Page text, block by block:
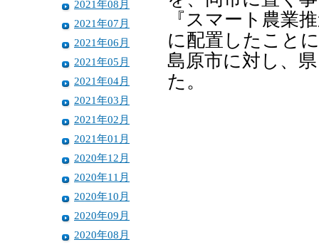
2021年08月
2021年07月
2021年06月
2021年05月
2021年04月
2021年03月
2021年02月
2021年01月
2020年12月
2020年11月
2020年10月
2020年09月
2020年08月
『スマート農業
に配置したこと
島原市に対し、
た。